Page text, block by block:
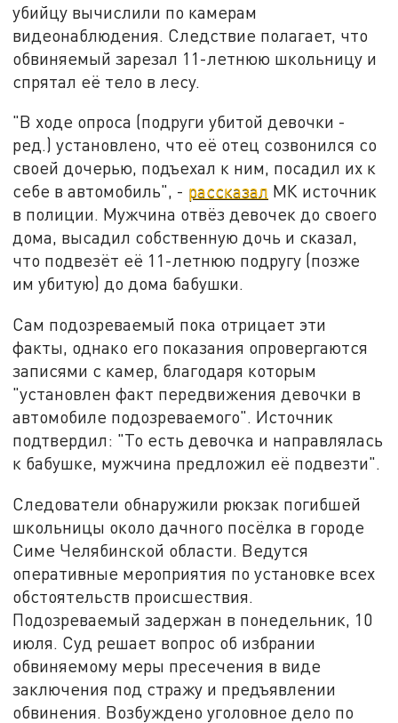
убийцу вычислили по камерам
видеонаблюдения. Следствие полагает, что
обвиняемый зарезал 11-летнюю школьницу и
спрятал её тело в лесу.
"В ходе опроса (подруги убитой девочки -
ред.) установлено, что её отец созвонился со
своей дочерью, подъехал к ним, посадил их к
себе в автомобиль", - рассказал МК источник
в полиции. Мужчина отвёз девочек до своего
дома, высадил собственную дочь и сказал,
что подвезёт её 11-летнюю подругу (позже
им убитую) до дома бабушки.
Сам подозреваемый пока отрицает эти
факты, однако его показания опровергаются
записями с камер, благодаря которым
"установлен факт передвижения девочки в
автомобиле подозреваемого". Источник
подтвердил: "То есть девочка и направлялась
к бабушке, мужчина предложил её подвезти".
Следователи обнаружили рюкзак погибшей
школьницы около дачного посёлка в городе
Симе Челябинской области. Ведутся
оперативные мероприятия по установке всех
обстоятельств происшествия.
Подозреваемый задержан в понедельник, 10
июля. Суд решает вопрос об избрании
обвиняемому меры пресечения в виде
заключения под стражу и предъявлении
обвинения. Возбуждено уголовное дело по